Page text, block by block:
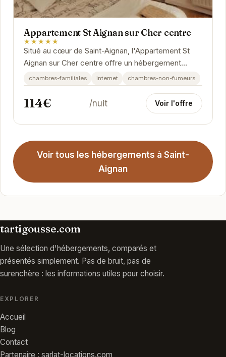
Appartement St Aignan sur Cher centre
★★★★★
Situé au cœur de Saint-Aignan, l'Appartement St
Aignan sur Cher centre offre un hébergement
confortable et bien équipé. Proche des
commerces,...
chambres-familiales internet chambres-non-fumeurs
114€ /nuit Voir l'offre
Voir tous les hébergements à Saint-
Aignan
tartigousse.com
Une sélection d'hébergements, comparés et
présentés simplement. Pas de bruit, pas de
surenchère : les informations utiles pour choisir.
EXPLORER
Accueil
Blog
Contact
Partenaire : sarlat-locations.com